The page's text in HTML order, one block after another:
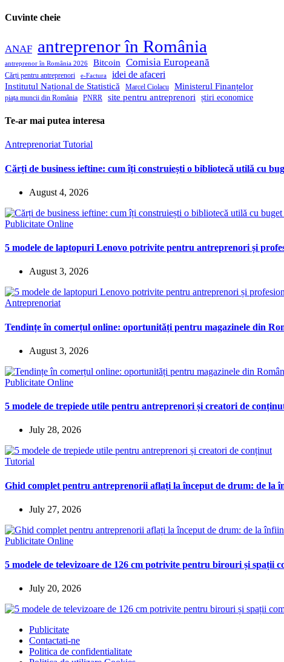
Cuvinte cheie
ANAF antreprenor în România
antreprenor în România 2026 Bitcoin Comisia Europeană
Cărți pentru antreprenori e-Factura idei de afaceri
Institutul Național de Statistică Marcel Ciolacu Ministerul Finanțelor
piața muncii din România PNRR site pentru antreprenori știri economice
Te-ar mai putea interesa
Antreprenoriat Tutorial
Cărți de business ieftine: cum îți construiești o bibliotecă utilă cu
August 4, 2026
Publicitate Online
5 modele de laptopuri Lenovo potrivite pentru antreprenori și
August 3, 2026
Antreprenoriat
Tendințe în comerțul online: oportunități pentru magazinele din
August 3, 2026
Publicitate Online
5 modele de trepiede utile pentru antreprenori și creatori de
July 28, 2026
Tutorial
Ghid complet pentru antreprenorii aflați la început de drum: de la
July 27, 2026
Publicitate Online
5 modele de televizoare de 126 cm potrivite pentru birouri și spații
July 20, 2026
Publicitate
Contactati-ne
Politica de confidentialitate